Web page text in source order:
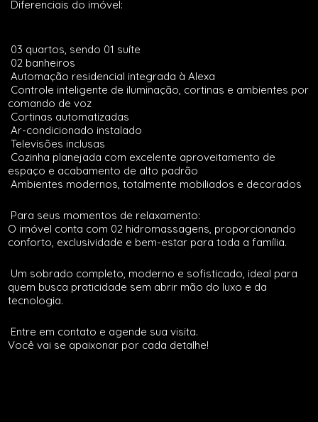
Diferenciais do imóvel:
03 quartos, sendo 01 suíte
02 banheiros
Automação residencial integrada à Alexa
Controle inteligente de iluminação, cortinas e ambientes por
comando de voz
Cortinas automatizadas
Ar-condicionado instalado
Televisões inclusas
Cozinha planejada com excelente aproveitamento de
espaço e acabamento de alto padrão
Ambientes modernos, totalmente mobiliados e decorados
Para seus momentos de relaxamento:
O imóvel conta com 02 hidromassagens, proporcionando
conforto, exclusividade e bem-estar para toda a família.
Um sobrado completo, moderno e sofisticado, ideal para
quem busca praticidade sem abrir mão do luxo e da
tecnologia.
Entre em contato e agende sua visita.
Você vai se apaixonar por cada detalhe!